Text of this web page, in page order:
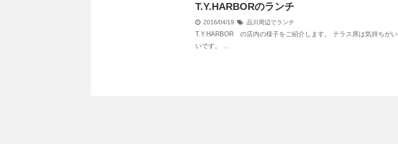
T.Y.HARBORのランチ
2016/04/19 品川周辺でランチ
T.Y.HARBOR の店内の様子をご紹介します。 テラス席は気持ちがい
いです。 …